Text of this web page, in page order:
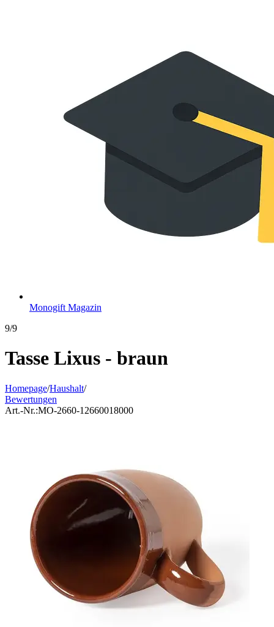
Monogift Magazin
9/9
Tasse Lixus - braun
Homepage/Haushalt/
Bewertungen
Art.-Nr.:MO-2660-12660018000